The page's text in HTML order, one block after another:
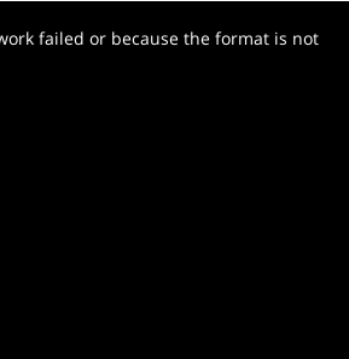
failed or because the format is not